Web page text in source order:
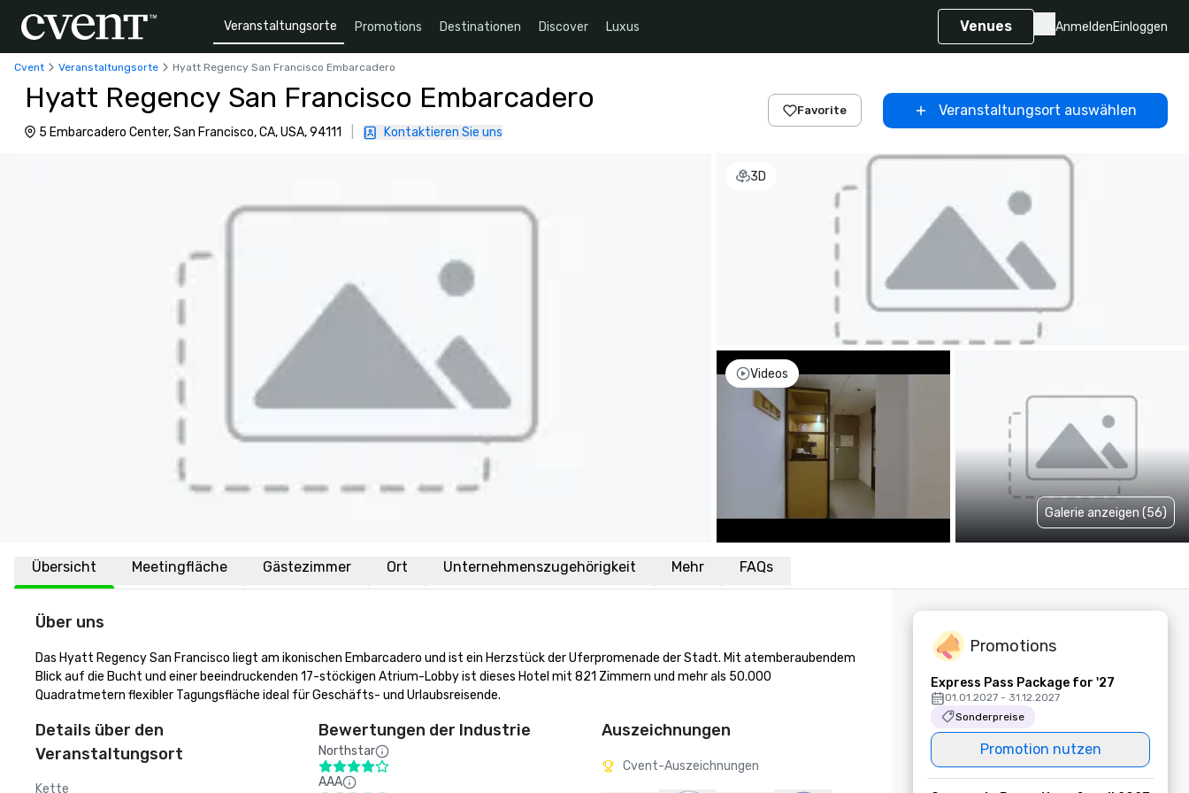
Veranstaltungsorte Promotions Destinationen Discover Luxus Venues AnmeldenEinloggen
Cvent Veranstaltungsorte Hyatt Regency San Francisco Embarcadero
Hyatt Regency San Francisco Embarcadero
5 Embarcadero Center, San Francisco, CA, USA, 94111 Kontaktieren Sie uns
Favorite Veranstaltungsort auswählen
3D
Videos
Galerie anzeigen (56)
Übersicht Meetingfläche Gästezimmer Ort Unternehmenszugehörigkeit Mehr FAQs
Über uns
Das Hyatt Regency San Francisco liegt am ikonischen Embarcadero und ist ein Herzstück der Uferpromenade der Stadt. Mit atemberaubendem
Blick auf die Bucht und einer beeindruckenden 17-stöckigen Atrium-Lobby ist dieses Hotel mit 821 Zimmern und mehr als 50.000
Quadratmetern flexibler Tagungsfläche ideal für Geschäfts- und Urlaubsreisende.
Details über den
Veranstaltungsort
Kette
Bewertungen der Industrie
Northstar
AAA
Auszeichnungen
Cvent-Auszeichnungen
Promotions
Express Pass Package for '27
01.01.2027 - 31.12.2027
Sonderpreise
Promotion nutzen